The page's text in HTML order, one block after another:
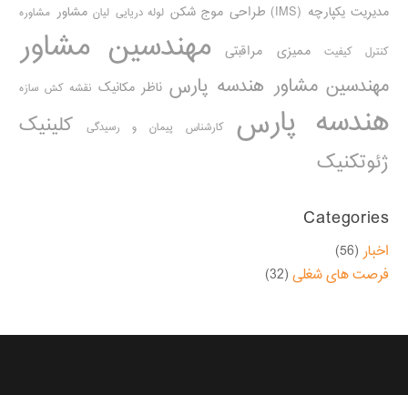
مدیریت یکپارچه (IMS)
طراحی موج شکن لوله دریایی لیان مشاور مشاوره
کنترل کیفیت ممیزی مراقبتی مهندسین مشاور
مهندسین مشاور هندسه پارس ناظر مکانیک نقشه کش سازه
هندسه پارس کارشناس پیمان و رسیدگی
کلینیک
ژئوتکنیک
Categories
اخبار (56)
فرصت های شغلی (32)